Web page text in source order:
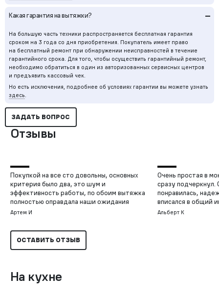
Какая гарантия на вытяжки? –
На большую часть техники распространяется бесплатная гарантия
сроком на 3 года со дня приобретения. Покупатель имеет право
на бесплатный ремонт при обнаружении неисправностей в течение
гарантийного срока. Для того, чтобы осуществить гарантийный ремонт,
необходимо обратиться в один из авторизованных сервисных центров
и предъявить кассовый чек.
Но есть исключения, подробнее об условиях гарантии вы можете узнать
здесь.
ЗАДАТЬ ВОПРОС
Отзывы
Покупкой на все сто довольны, основных
критерия было два, это шум и
эффективность работы, по обоим вытяжка
полностью оправдала наши ожидания
Артем И
Очень простая в
сразу
понравилась,
вписался в общий
Альберт К
ОСТАВИТЬ ОТЗЫВ
На кухне